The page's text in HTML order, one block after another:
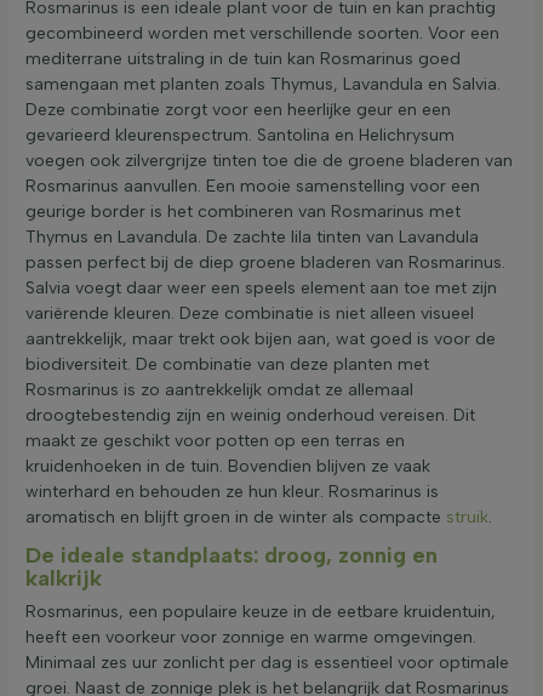
Rosmarinus is een ideale plant voor de tuin en kan prachtig
gecombineerd worden met verschillende soorten. Voor een
mediterrane uitstraling in de tuin kan Rosmarinus goed
samengaan met planten zoals Thymus, Lavandula en Salvia.
Deze combinatie zorgt voor een heerlijke geur en een
gevarieerd kleurenspectrum. Santolina en Helichrysum
voegen ook zilvergrijze tinten toe die de groene bladeren van
Rosmarinus aanvullen. Een mooie samenstelling voor een
geurige border is het combineren van Rosmarinus met
Thymus en Lavandula. De zachte lila tinten van Lavandula
passen perfect bij de diep groene bladeren van Rosmarinus.
Salvia voegt daar weer een speels element aan toe met zijn
variërende kleuren. Deze combinatie is niet alleen visueel
aantrekkelijk, maar trekt ook bijen aan, wat goed is voor de
biodiversiteit. De combinatie van deze planten met
Rosmarinus is zo aantrekkelijk omdat ze allemaal
droogtebestendig zijn en weinig onderhoud vereisen. Dit
maakt ze geschikt voor potten op een terras en
kruidenhoeken in de tuin. Bovendien blijven ze vaak
winterhard en behouden ze hun kleur. Rosmarinus is
aromatisch en blijft groen in de winter als compacte struik.
De ideale standplaats: droog, zonnig en
kalkrijk
Rosmarinus, een populaire keuze in de eetbare kruidentuin,
heeft een voorkeur voor zonnige en warme omgevingen.
Minimaal zes uur zonlicht per dag is essentieel voor optimale
groei. Naast de zonnige plek is het belangrijk dat Rosmarinus